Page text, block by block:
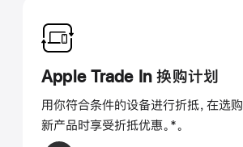
Apple Trade In 换购计划
用你符合条件的设备进行折抵，在选购
新产品时享受折抵优惠。 脚
*。